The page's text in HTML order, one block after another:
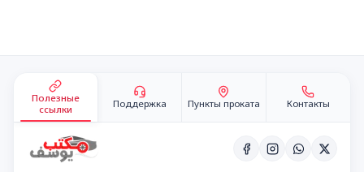
Полезные
ссылки
Поддержка Пункты проката Контакты